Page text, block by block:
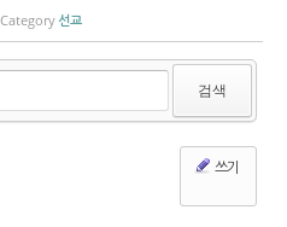
뮤니티’가 7월 11일 네 번째 정기 모임을
약 10가정의 부모와 자녀가 참여해
Category선교
검색
쓰기